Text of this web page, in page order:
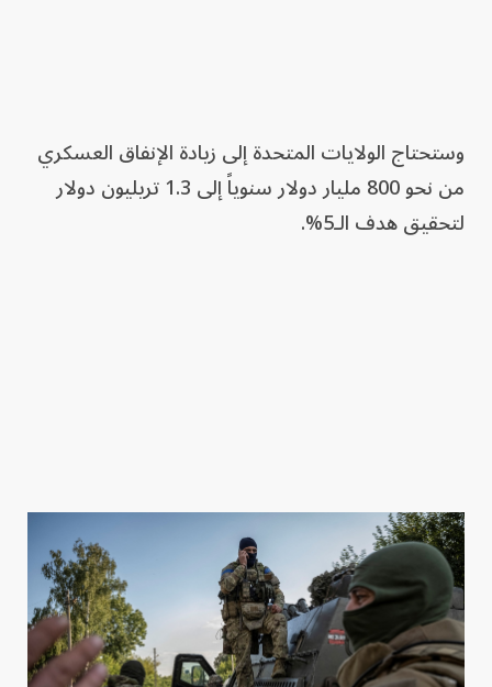
وستحتاج الولايات المتحدة إلى زيادة الإنفاق العسكري
من نحو 800 مليار دولار سنوياً إلى 1.3 تريليون دولار
لتحقيق هدف الـ5%.